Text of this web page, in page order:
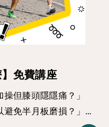
】免費講座
操但膝頭隱隱痛？」
避免半月板磨損？」...